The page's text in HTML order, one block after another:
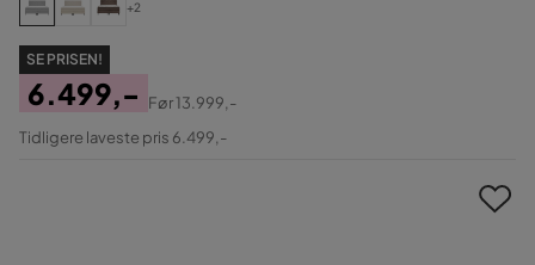
+2
SE PRISEN!
Pris
6.499,-
Original
Før13.999,-
Tidligere laveste pris 6.499,-